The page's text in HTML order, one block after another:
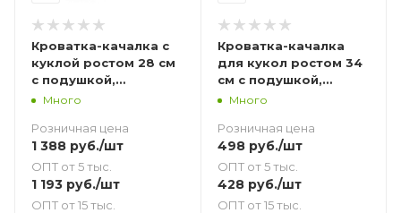
Кроватка-качалка с
куклой ростом 28 см
с подушкой,
одеялкой и
Много
Розничная цена
1 388 руб./шт
ОПТ от 5 тыс.
1 193 руб./шт
ОПТ от 15 тыс.
Кроватка-качалка
для кукол ростом 34
см с подушкой,
одеялкой и
голубая)
Много
Розничная цена
498руб./шт
ОПТ от 5 тыс.
428руб./шт
ОПТ от 15 тыс.